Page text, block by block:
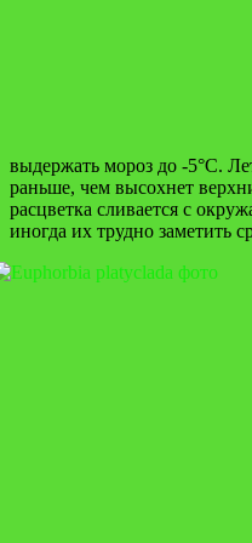
выдержать мороз до -5°С.
раньше, чем высохнет
расцветка сливается с
иногда их трудно заметить